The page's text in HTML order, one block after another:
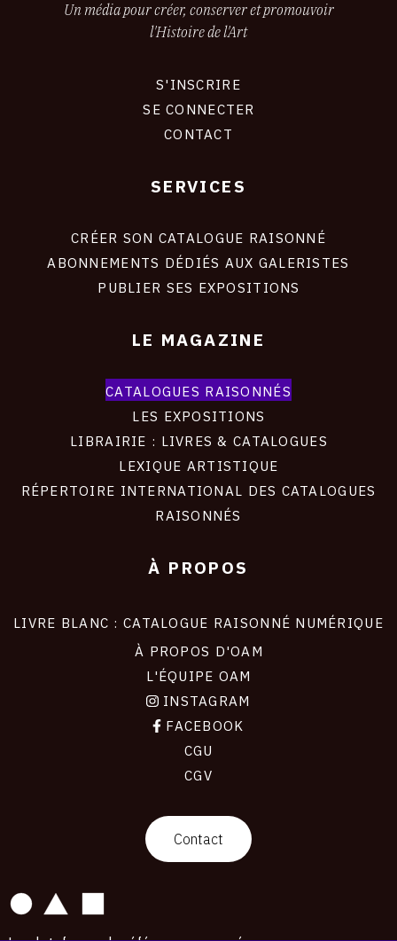
Un média pour créer, conserver et promouvoir
l'Histoire de l'Art
S'INSCRIRE
SE CONNECTER
CONTACT
SERVICES
CRÉER SON CATALOGUE RAISONNÉ
ABONNEMENTS DÉDIÉS AUX GALERISTES
PUBLIER SES EXPOSITIONS
LE MAGAZINE
CATALOGUES RAISONNÉS
LES EXPOSITIONS
LIBRAIRIE : LIVRES & CATALOGUES
LEXIQUE ARTISTIQUE
RÉPERTOIRE INTERNATIONAL DES CATALOGUES
RAISONNÉS
À PROPOS
LIVRE BLANC : CATALOGUE RAISONNÉ NUMÉRIQUE
À PROPOS D'OAM
L'ÉQUIPE OAM
INSTAGRAM
FACEBOOK
CGU
CGV
Contact